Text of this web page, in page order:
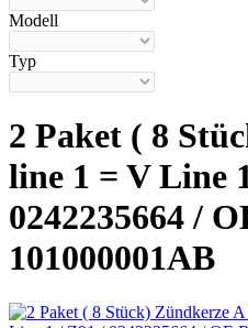
Modell
Typ
2 Paket ( 8
line 1 = V Line
0242235664 /
101000001AB